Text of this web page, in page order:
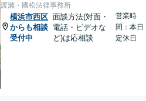
渡瀨・國松法律事務所
横浜市西区
からも相談
受付中
面談方法(対面・
電話・ビデオな
ど)は応相談
営業時
間：本日
定休日